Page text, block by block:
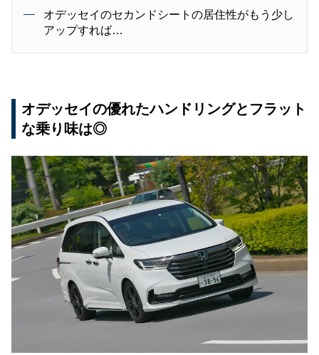
オデッセイのセカンドシートの居住性がもう少し
アップすれば…
オデッセイの優れたハンドリングとフラット
な乗り味は◎